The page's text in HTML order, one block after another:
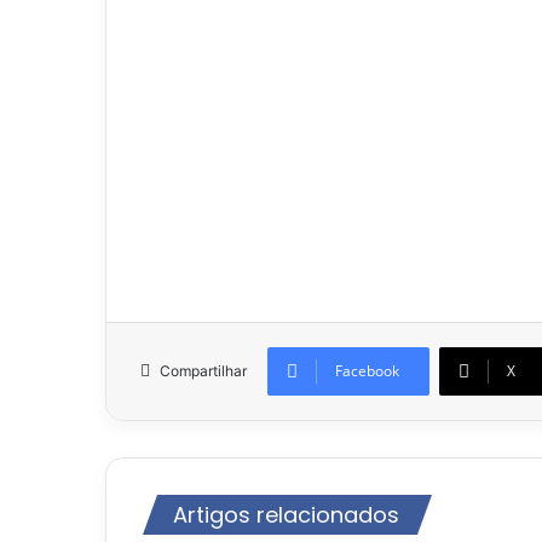
Compartilhar Facebook X
Artigos relacionados